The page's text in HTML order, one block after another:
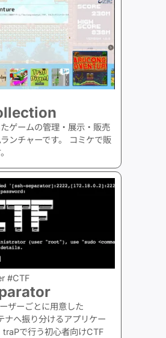
ゲームの管理・展示・販売
ンチャーです。 コミケで販
#CTF
ザーごとに用意した
ナへ振り分けるアプリケー
traPで行う初心者向けCTF